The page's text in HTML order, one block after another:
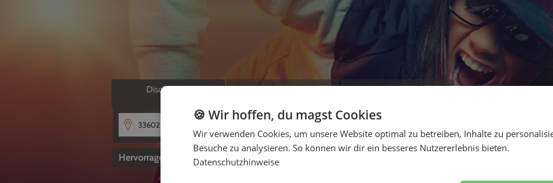
Discjockeys Livemusiker, Fotografen
Hervorragend von 5
🍪 Wir hoffen, du magst Cookies
Wir verwenden Cookies, um unsere Website optimal zu betreiben, Inhalte zu
Besuche zu analysieren. So können wir dir ein besseres Nutzererlebnis bieten.
Datenschutzhinweise